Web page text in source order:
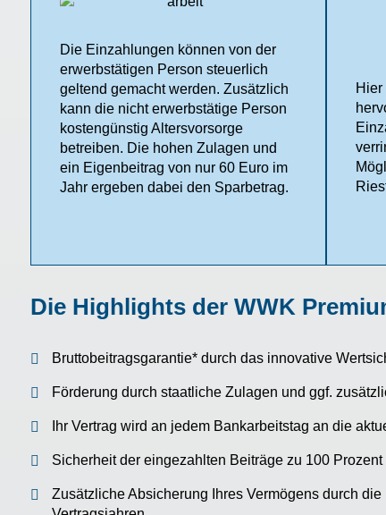
Die Einzahlungen können von der
erwerbstätigen Person steuerlich
geltend gemacht werden. Zusätzlich
kann die nicht erwerbstätige Person
kostengünstig Altersvorsorge
betreiben. Die hohen Zulagen und
ein Eigenbeitrag von nur 60 Euro im
Jahr ergeben dabei den Sparbetrag.
Die Highlights der WWK
Bruttobeitragsgarantie* durch das innovative
Förderung durch staatliche Zulagen und ggf.
Ihr Vertrag wird an jedem Bankarbeitstag an die
Sicherheit der eingezahlten Beiträge zu 100 Prozent
Zusätzliche Absicherung Ihres Vermögens durch